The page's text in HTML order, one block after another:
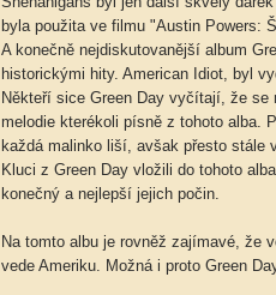
byla použita ve filmu "Austin Powers:
A konečně nejdiskutovanější album
historickými hity. American Idiot, byl
Někteří sice Green Day vyčítají, že se
melodie kterékoli písně z tohoto alba.
každá malinko liší, avšak přesto stále
Kluci z Green Day vložili do tohoto
konečný a nejlepší jejich počin.
Na tomto albu je rovněž zajímavé, že
vede Ameriku. Možná i proto Green